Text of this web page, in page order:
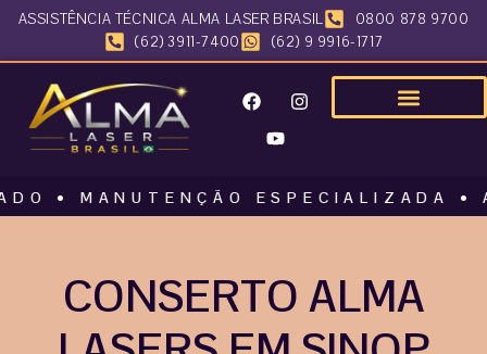
ASSISTÊNCIA TÉCNICA ALMA LASER BRASIL
0800 878 9700
(62) 3911-7400
(62) 9 9916-1717
MANUTENÇÃO ESPECIALIZADA •
CONSERTO ALMA